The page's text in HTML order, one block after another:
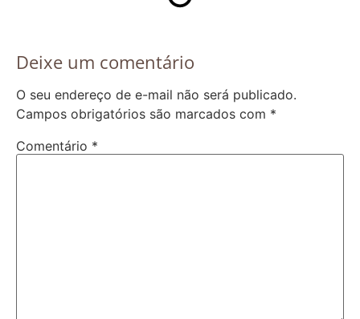
Deixe um comentário
O seu endereço de e-mail não será publicado.
Campos obrigatórios são marcados com *
Comentário *